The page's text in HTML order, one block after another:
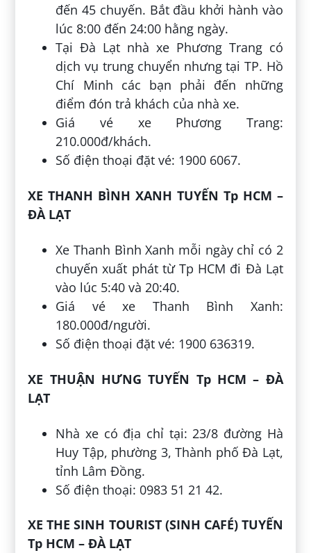
đến 45 chuyến. Bắt đầu khởi hành vào
lúc 8:00 đến 24:00 hằng ngày.
Tại Đà Lạt nhà xe Phương Trang có
dịch vụ trung chuyển nhưng tại TP. Hồ
Chí Minh các bạn phải đến những
điểm đón trả khách của nhà xe.
Giá vé xe Phương Trang:
210.000đ/khách.
Số điện thoại đặt vé: 1900 6067.
XE THANH BÌNH XANH TUYẾN Tp HCM –
ĐÀ LẠT
Xe Thanh Bình Xanh mỗi ngày chỉ có 2
chuyến xuất phát từ Tp HCM đi Đà Lạt
vào lúc 5:40 và 20:40.
Giá vé xe Thanh Bình Xanh:
180.000đ/người.
Số điện thoại đặt vé: 1900 636319.
XE THUẬN HƯNG TUYẾN Tp HCM – ĐÀ
LẠT
Nhà xe có địa chỉ tại: 23/8 đường Hà
Huy Tập, phường 3, Thành phố Đà Lạt,
tỉnh Lâm Đồng.
Số điện thoại: 0983 51 21 42.
XE THE SINH TOURIST (SINH CAFÉ) TUYẾN
Tp HCM – ĐÀ LẠT